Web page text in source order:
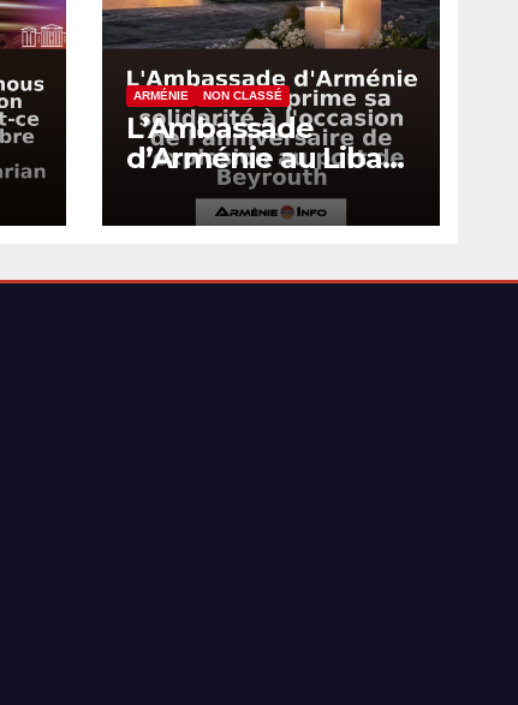
ARMÉNIE NON CLASSÉ
L’Ambassade
d’Arménie au Liban
exprime sa
solidarité à
l’anniversaire de